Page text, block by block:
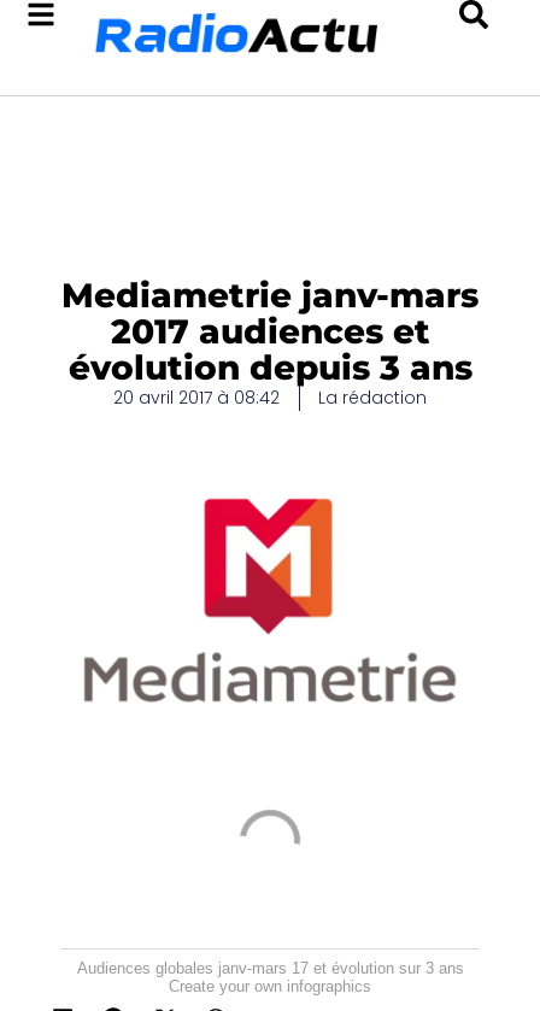
Mediametrie janv-mars
2017 audiences et
évolution depuis 3 ans
20 avril 2017 à 08:42 La rédaction
Audiences globales janv-mars 17 et évolution sur 3 ans
Create your own infographics